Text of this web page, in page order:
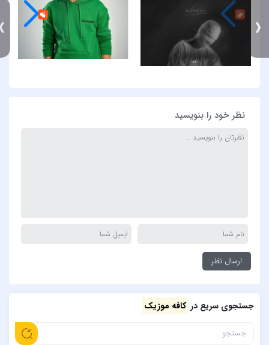
نظر خود را بنویسید
جستجوی سریع در کافه موزیک